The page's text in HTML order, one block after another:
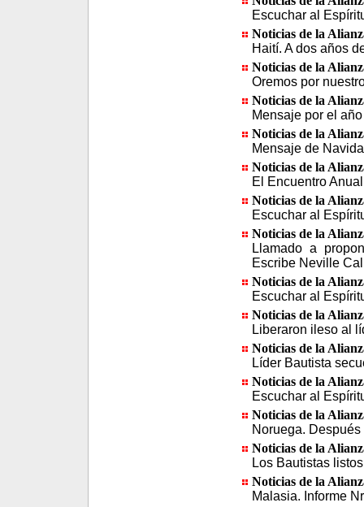
Escuchar al
Noticias de la
Haití. A dos años
Noticias de la
Oremos por
Noticias de la
Mensaje por el
Noticias de la
Mensaje de
Noticias de la
El Encuentro
Noticias de la
Escuchar al
Noticias de la
Llamado a
Escribe Neville
Noticias de la
Escuchar al
Noticias de la
Liberaron ileso al
Noticias de la
Líder Bautista
Noticias de la
Escuchar al
Noticias de la
Noruega.
Noticias de la
Los Bautistas
Noticias de la
Malasia. Informe